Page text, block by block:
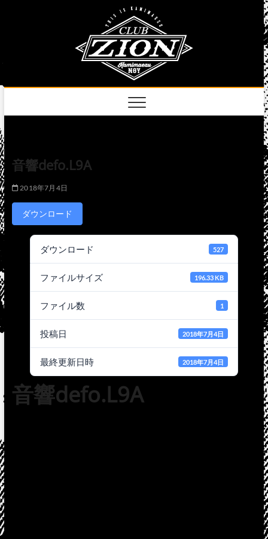
音響defo.L9A
2018年7月4日
ダウンロード
ダウンロード 527
ファイルサイズ 196.33 KB
ファイル数 1
投稿日 2018年7月4日
最終更新日時 2018年7月4日
音響defo.L9A